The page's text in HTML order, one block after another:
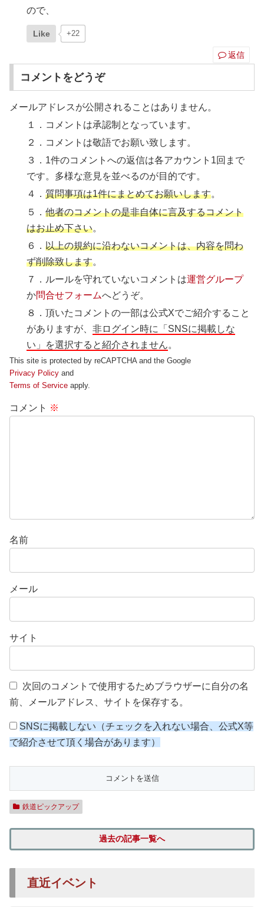
ので、
Like +22
返信
コメントをどうぞ
メールアドレスが公開されることはありません。
１．コメントは承認制となっています。
２．コメントは敬語でお願い致します。
３．1件のコメントへの返信は各アカウント1回まで
です。多様な意見を並べるのが目的です。
４．質問事項は1件にまとめてお願いします。
５．他者のコメントの是非自体に言及するコメント
はお止め下さい。
６．以上の規約に沿わないコメントは、内容を問わ
ず削除致します。
７．ルールを守れていないコメントは運営グループ
か問合せフォームへどうぞ。
８．頂いたコメントの一部は公式Xでご紹介すること
がありますが、非ログイン時に「SNSに掲載しな
い」を選択すると紹介されません。
This site is protected by reCAPTCHA and the Google
Privacy Policy and
Terms of Service apply.
コメント ※
名前
メール
サイト
次回のコメントで使用するためブラウザーに自分の名
前、メールアドレス、サイトを保存する。
SNSに掲載しない（チェックを入れない場合、公式X等
で紹介させて頂く場合があります）
鉄道ピックアップ
過去の記事一覧へ
直近イベント